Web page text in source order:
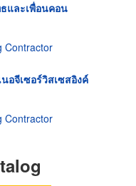
และเพื่อนคอน
Contractor
อจีเซอร์วิสเซสอิงค์
Contractor